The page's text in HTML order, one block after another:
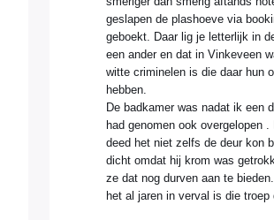
geslapen de plashoeve via
geboekt. Daar lig je letterlijk in
een ander en dat in Vinkeveen
witte criminelen is die daar hun
hebben.
De badkamer was nadat ik een
had genomen ook overgelopen .
deed het niet zelfs de deur kon
dicht omdat hij krom was
ze dat nog durven aan te
het al jaren in verval is die troep